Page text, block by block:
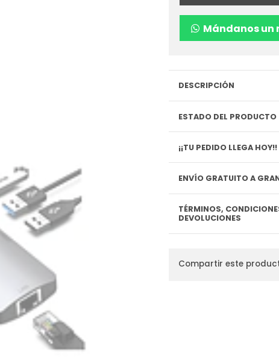
Mándanos un
DESCRIPCIÓN
ESTADO DEL PRODUCTO
ENVÍO GRATUITO A
TÉRMINOS,
DEVOLUCIONES
Compartir este